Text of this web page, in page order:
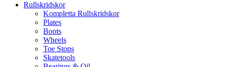
Rullskridskor
Kompletta Rullskridskor
Plates
Boots
Wheels
Toe Stops
Skatetools